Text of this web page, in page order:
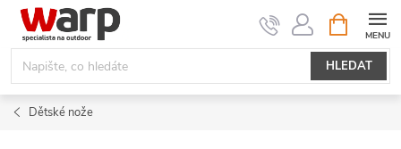
Přejít
obsah
HLEDAT
NÁKUPNÍ
KOŠÍK
Dětské nože